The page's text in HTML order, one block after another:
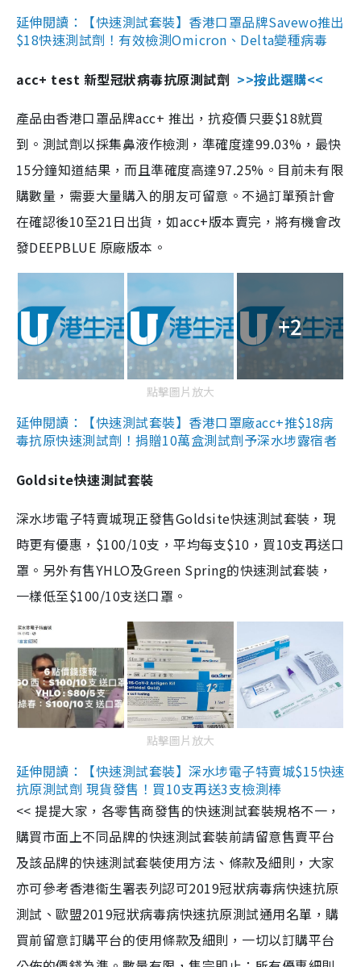
延伸閱讀：【快速測試套裝】香港口罩品牌Savewo推出
$18快速測試劑！有效檢測Omicron、Delta變種病毒
acc+ test 新型冠狀病毒抗原測試劑 >>按此選購<<
產品由香港口罩品牌acc+ 推出，抗疫價只要$18就買
到。測試劑以採集鼻液作檢測，準確度達99.03%，最快
15分鐘知道結果，而且準確度高達97.25%。目前未有限
購數量，需要大量購入的朋友可留意。不過訂單預計會
在確認後10至21日出貨，如acc+版本賣完，將有機會改
發DEEPBLUE 原廠版本。
+2
點擊圖片放大
延伸閱讀：【快速測試套裝】香港口罩廠acc+推$18病
毒抗原快速測試劑！捐贈10萬盒測試劑予深水埗露宿者
Goldsite快速測試套裝
深水埗電子特賣城現正發售Goldsite快速測試套裝，現
時更有優惠，$100/10支，平均每支$10，買10支再送口
罩。另外有售YHLO及Green Spring的快速測試套裝，
一樣低至$100/10支送口罩。
點擊圖片放大
延伸閱讀：【快速測試套裝】深水埗電子特賣城$15快速
抗原測試劑 現貨發售！買10支再送3支檢測棒
<< 提提大家，各零售商發售的快速測試套裝規格不一，
購買市面上不同品牌的快速測試套裝前請留意售賣平台
及該品牌的快速測試套裝使用方法、條款及細則，大家
亦可參考香港衞生署表列認可2019冠狀病毒病快速抗原
測試、歐盟2019冠狀病毒病快速抗原測試通用名單，購
買前留意訂購平台的使用條款及細則，一切以訂購平台